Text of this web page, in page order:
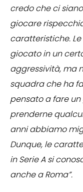
credo che ci
giocare
caratteristiche.
giocato in un
aggressività, ma
squadra che ha
pensato a fare un
prenderne
anni abbiamo
Dunque, le
in Serie A si
anche a Roma”.